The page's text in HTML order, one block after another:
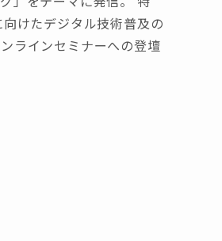
けたデジタル技術普及の
ラインセミナーへの登壇